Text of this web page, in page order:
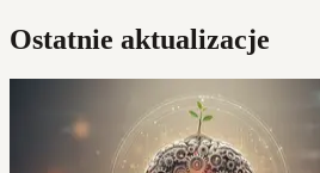
Ostatnie aktualizacje